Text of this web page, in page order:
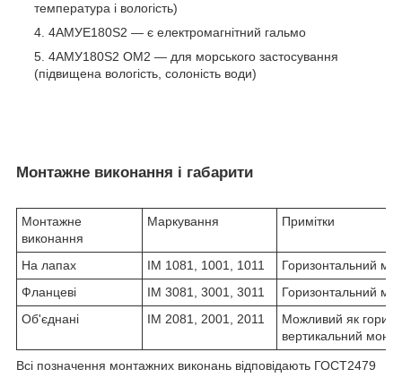
температура і вологість)
4АМУЕ180Ѕ2 ― є електромагнітний гальмо
4АМУ180Ѕ2 ОМ2 ― для морського застосування
(підвищена вологість, солоність води)
Монтажне виконання і габарити
Монтажне
виконання
Маркування Примітки
На лапах IM 1081, 1001, 1011
Горизонтальний
Фланцеві
IM 3081, 3001, 3011
Горизонтальний
Об'єднані
IM 2081, 2001, 2011
Можливий як
вертикальний
Всі позначення монтажних виконань відповідають ГОСТ2479